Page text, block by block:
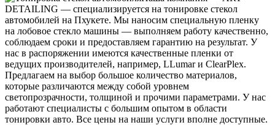
DETAILING — специализируется на тонировке стекол
автомобилей на Пхукете. Мы наносим специальную пленку
на лобовое стекло машины — выполняем работу качественно,
соблюдаем сроки и предоставляем гарантию на результат. У
нас в распоряжении имеются качественные пленки от
ведущих производителей, например, LLumar и ClearPlex.
Предлагаем на выбор большое количество материалов,
которые различаются между собой уровнем
светопрозрачности, толщиной и прочими параметрами. У нас
работают специалисты с большим опытом в области
тонировки авто. Все цены на наши услуги вполне доступные.